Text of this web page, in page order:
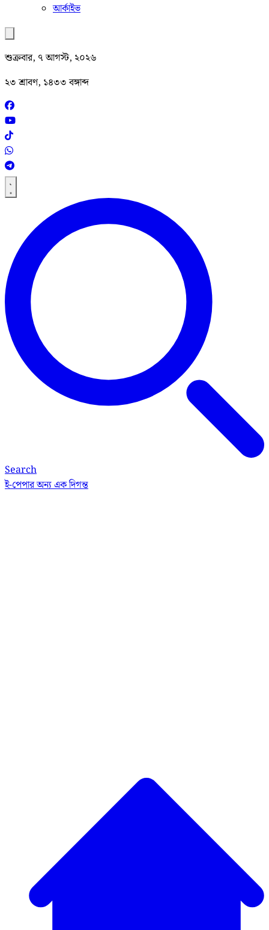
আর্কাইভ
শুক্রবার, ৭ আগস্ট, ২০২৬
২৩ শ্রাবণ, ১৪৩৩ বঙ্গাব্দ
Search
ই-পেপারঅন্য এক দিগন্ত